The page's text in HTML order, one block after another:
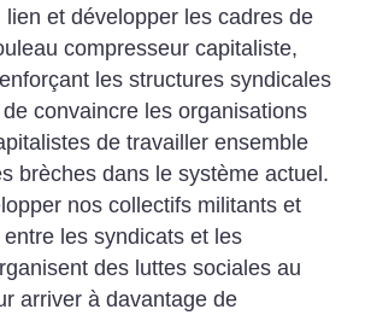
lien et développer les cadres de
compresseur capitaliste,
les structures syndicales
convaincre les organisations
de travailler ensemble
brèches dans le système actuel.
nos collectifs militants et
les syndicats et les
des luttes sociales au
arriver à davantage de